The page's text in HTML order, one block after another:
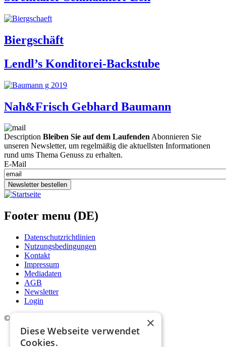
Biergschäft
Lendl’s Konditorei-Backstube
Nah&Frisch Gebhard Baumann
Description Bleiben Sie auf dem LaufendenAbonnieren Sie
unseren Newsletter, um regelmäßig die aktuellsten Informationen
rund ums Thema Genuss zu erhalten.
E-Mail
Newsletter bestellen
Footer menu (DE)
Datenschutzrichtlinien
Nutzungsbedingungen
Kontakt
Impressum
Mediadaten
AGB
Newsletter
Login
©
×
Diese Webseite verwendet
Cookies.